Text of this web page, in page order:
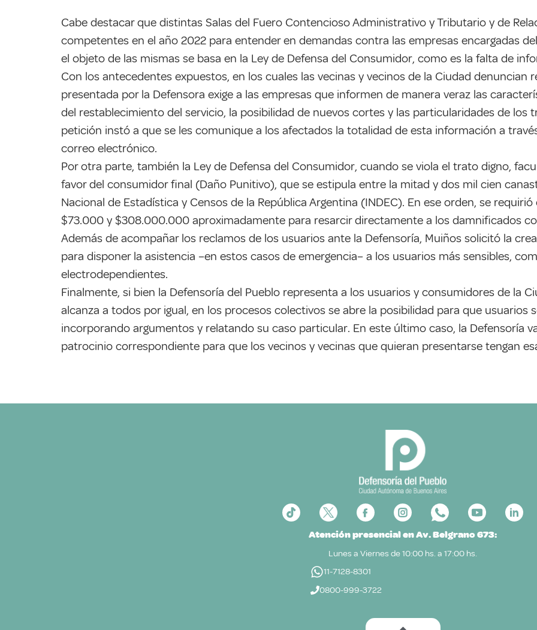
Cabe destacar que distintas Salas del Fuero Contencioso Administrativo y Tributario y de
competentes en el año 2022 para entender en demandas contra las empresas encargadas
el objeto de las mismas se basa en la Ley de Defensa del Consumidor, como es la falta de
Con los antecedentes expuestos, en los cuales las vecinas y vecinos de la Ciudad denuncian
presentada por la Defensora exige a las empresas que informen de manera veraz las
del restablecimiento del servicio, la posibilidad de nuevos cortes y las particularidades de los
petición instó a que se les comunique a los afectados la totalidad de esta información a
correo electrónico.
Por otra parte, también la Ley de Defensa del Consumidor, cuando se viola el trato digno,
favor del consumidor final (Daño Punitivo), que se estipula entre la mitad y dos mil cien
Nacional de Estadística y Censos de la República Argentina (INDEC). En ese orden, se
$73.000 y $308.000.000 aproximadamente para resarcir directamente a los damnificados
Además de acompañar los reclamos de los usuarios ante la Defensoría, Muiños solicitó la
para disponer la asistencia –en estos casos de emergencia– a los usuarios más sensibles,
electrodependientes.
Finalmente, si bien la Defensoría del Pueblo representa a los usuarios y consumidores de la
alcanza a todos por igual, en los procesos colectivos se abre la posibilidad para que usuarios
incorporando argumentos y relatando su caso particular. En este último caso, la Defensoría
patrocinio correspondiente para que los vecinos y vecinas que quieran presentarse tengan
Atención presencial en Av. Belgrano 673:
Lunes a Viernes de 10:00 hs. a 17:00 hs.
11-7128-8301
0800-999-3722